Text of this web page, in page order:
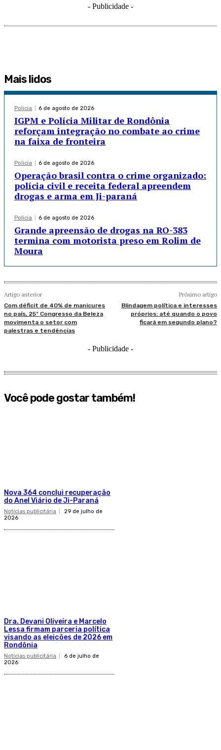
- Publicidade -
Mais lidos
Policia 6 de agosto de 2026
IGPM e Polícia Militar de Rondônia
reforçam integração no combate ao crime
na faixa de fronteira
Policia 6 de agosto de 2026
Operação brasil contra o crime organizado:
polícia civil e receita federal apreendem
drogas e arma em Ji-paraná
Policia 6 de agosto de 2026
Grande apreensão de drogas na RO-383
termina com motorista preso em Rolim de
Moura
Artigo anterior
Com déficit de 40% de manicures
no país, 25º Congresso da Beleza
movimenta o setor com
palestras e tendências
Próximo artigo
Blindagem política e interesses
próprios: até quando o povo
ficará em segundo plano?
- Publicidade -
Você pode gostar também!
Nova 364 conclui recuperação
do Anel Viário de Ji-Paraná
Notícias publicitária
29 de julho de
2026
Dra. Devani Oliveira e Marcelo
Lessa firmam parceria política
visando as eleições de 2026 em
Rondônia
Notícias publicitária
6 de julho de
2026